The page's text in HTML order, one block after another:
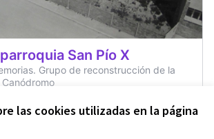
las cookies utilizadas en la página
San Pío X
Grupo de reconstrucción de la